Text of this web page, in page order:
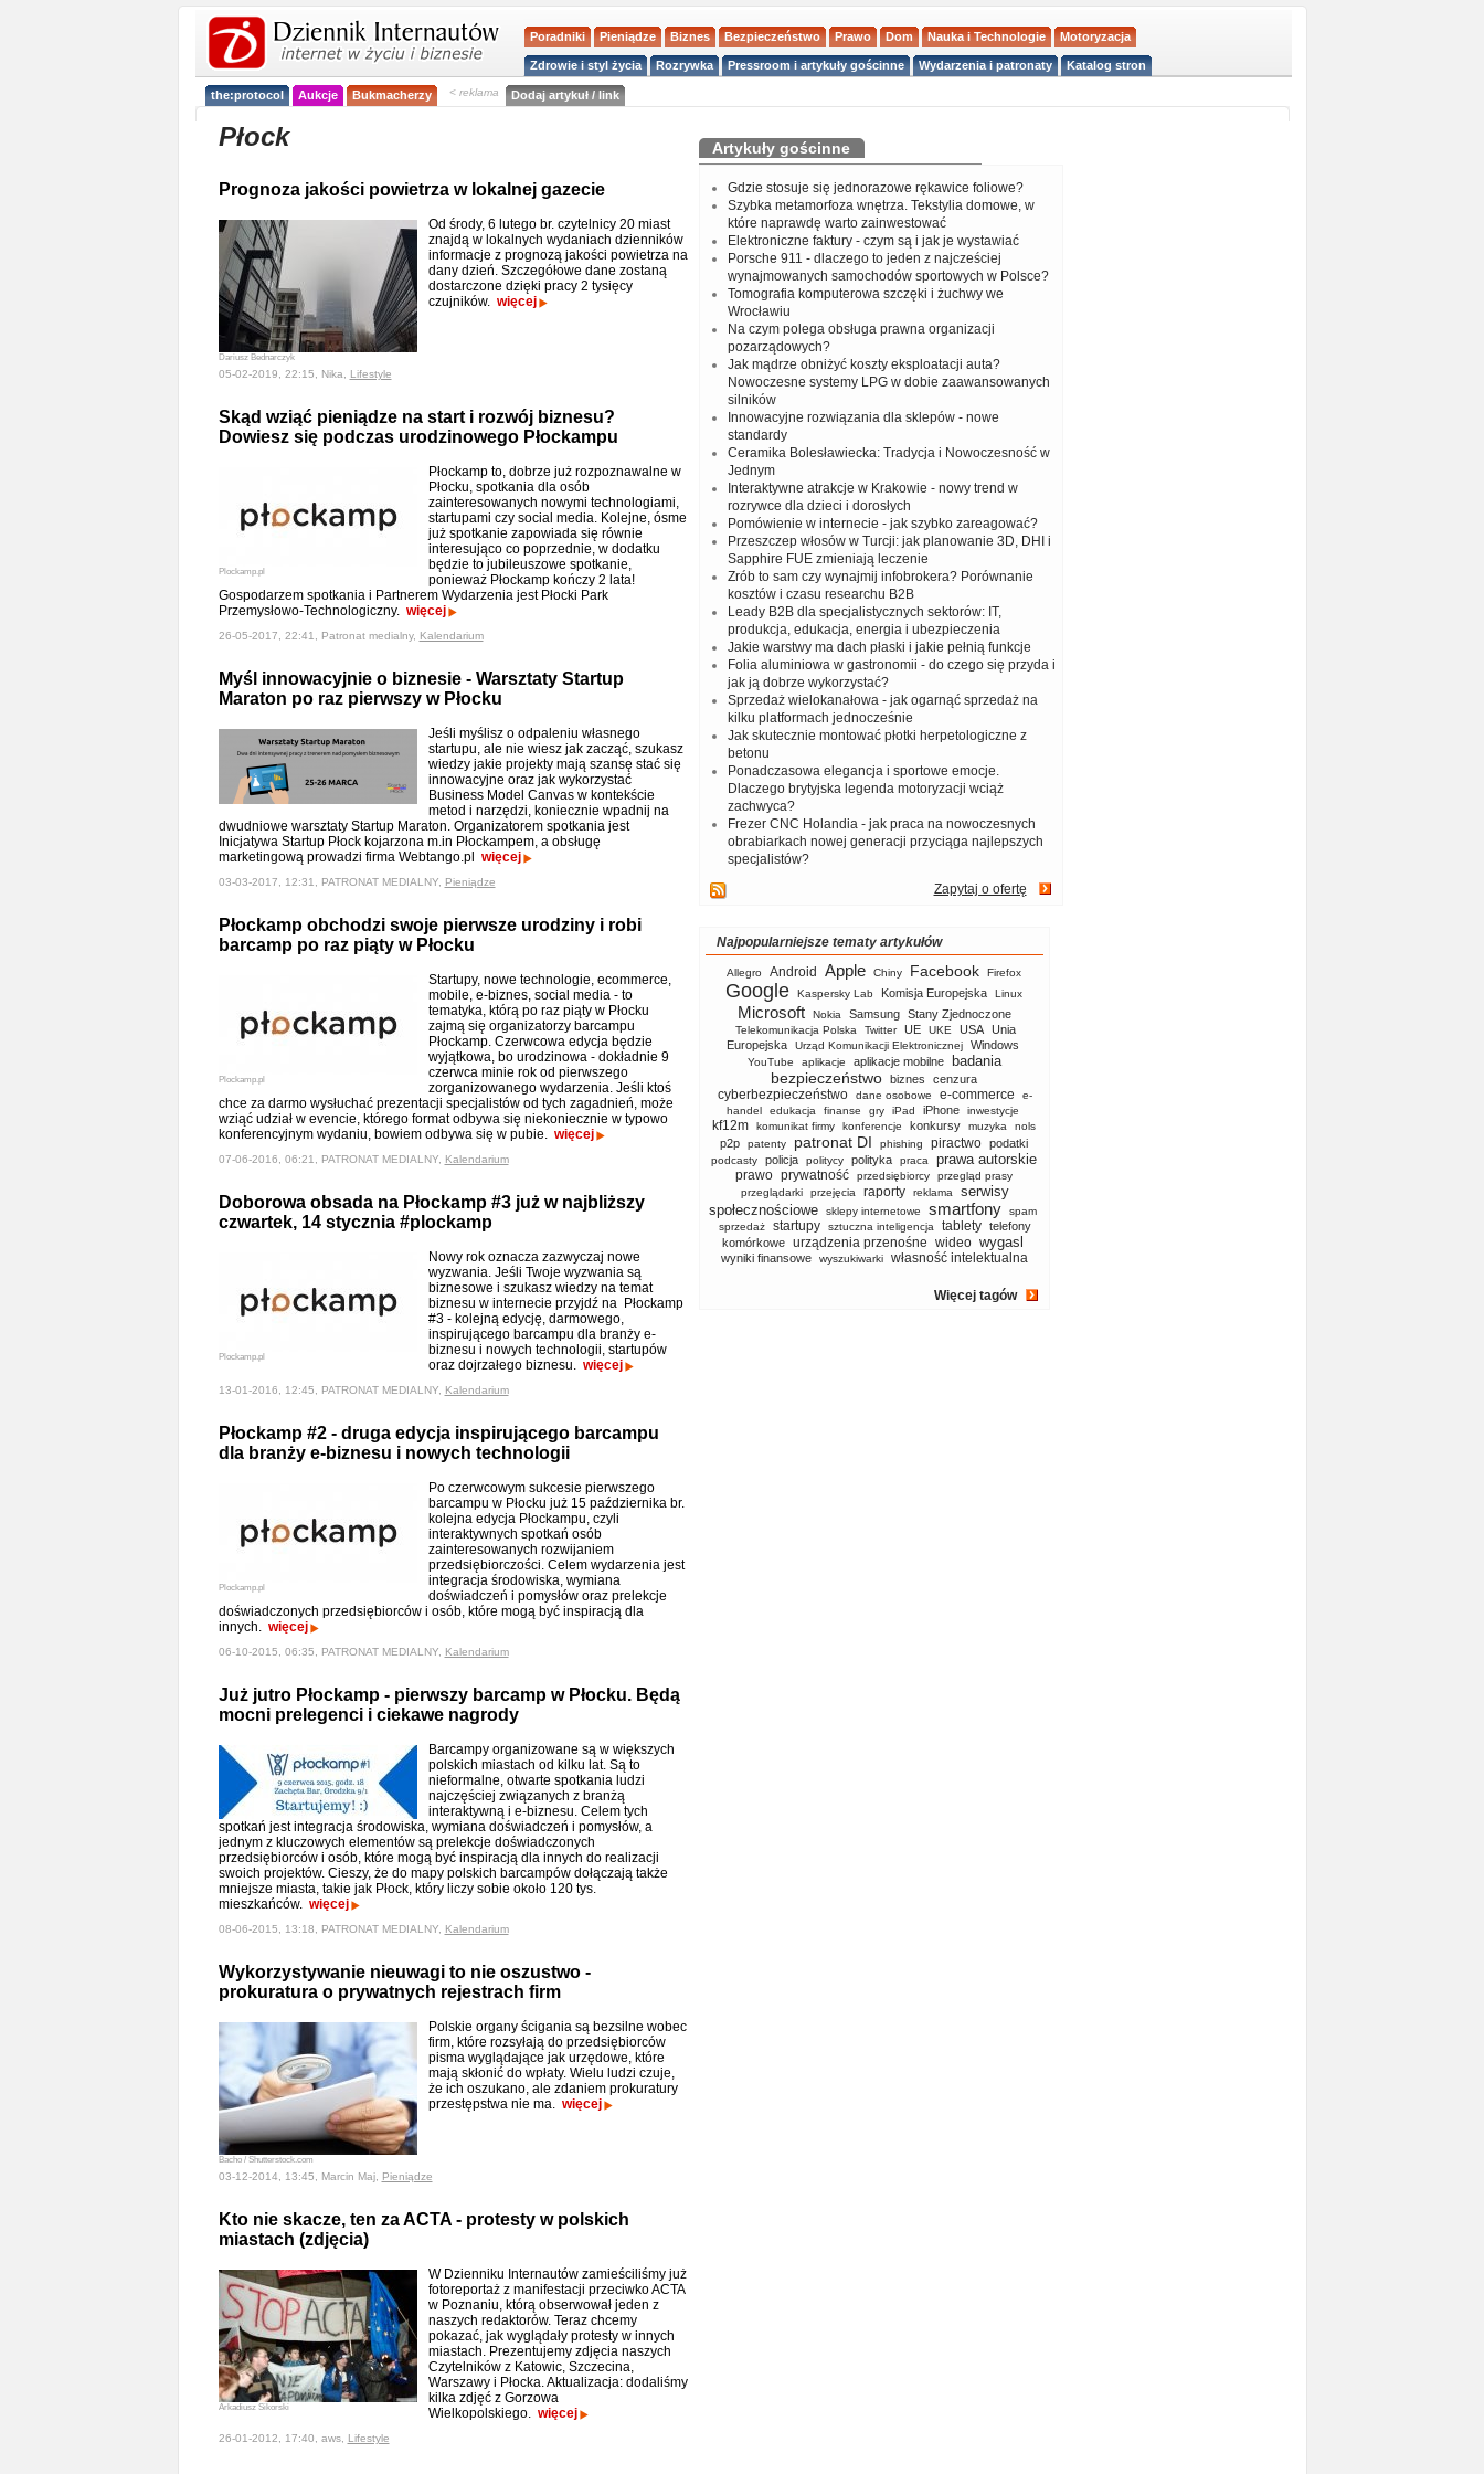
Poradniki Pieniądze Biznes Bezpieczeństwo Prawo Dom Nauka i Technologie Motoryzacja
Zdrowie i styl życia Rozrywka Pressroom i artykuły gościnne Wydarzenia i patronaty Katalog stron
the:protocol Aukcje Bukmacherzy < reklama Dodaj artykuł / link
Płock
Prognoza jakości powietrza w lokalnej gazecie
Dariusz Bednarczyk
Od środy, 6 lutego br. czytelnicy 20 miast
znajdą w lokalnych wydaniach dzienników
informacje z prognozą jakości powietrza na
dany dzień. Szczegółowe dane zostaną
dostarczone dzięki pracy 2 tysięcy
czujników. więcej
05-02-2019, 22:15, Nika, Lifestyle
Skąd wziąć pieniądze na start i rozwój biznesu?
Dowiesz się podczas urodzinowego Płockampu
Plockamp.pl
Płockamp to, dobrze już rozpoznawalne w
Płocku, spotkania dla osób
zainteresowanych nowymi technologiami,
startupami czy social media. Kolejne, ósme
już spotkanie zapowiada się równie
interesująco co poprzednie, w dodatku
będzie to jubileuszowe spotkanie,
ponieważ Płockamp kończy 2 lata!
Gospodarzem spotkania i Partnerem Wydarzenia jest Płocki Park
Przemysłowo-Technologiczny. więcej
26-05-2017, 22:41, Patronat medialny, Kalendarium
Myśl innowacyjnie o biznesie - Warsztaty Startup
Maraton po raz pierwszy w Płocku
Jeśli myślisz o odpaleniu własnego
startupu, ale nie wiesz jak zacząć, szukasz
wiedzy jakie projekty mają szansę stać się
innowacyjne oraz jak wykorzystać
Business Model Canvas w kontekście
metod i narzędzi, koniecznie wpadnij na
dwudniowe warsztaty Startup Maraton. Organizatorem spotkania jest
Inicjatywa Startup Płock kojarzona m.in Płockampem, a obsługę
marketingową prowadzi firma Webtango.pl więcej
03-03-2017, 12:31, PATRONAT MEDIALNY, Pieniądze
Płockamp obchodzi swoje pierwsze urodziny i robi
barcamp po raz piąty w Płocku
Plockamp.pl
Startupy, nowe technologie, ecommerce,
mobile, e-biznes, social media - to
tematyka, którą po raz piąty w Płocku
zajmą się organizatorzy barcampu
Płockamp. Czerwcowa edycja będzie
wyjątkowa, bo urodzinowa - dokładnie 9
czerwca minie rok od pierwszego
zorganizowanego wydarzenia. Jeśli ktoś
chce za darmo wysłuchać prezentacji specjalistów od tych zagadnień, może
wziąć udział w evencie, którego format odbywa się niekoniecznie w typowo
konferencyjnym wydaniu, bowiem odbywa się w pubie. więcej
07-06-2016, 06:21, PATRONAT MEDIALNY, Kalendarium
Doborowa obsada na Płockamp #3 już w najbliższy
czwartek, 14 stycznia #plockamp
Plockamp.pl
Nowy rok oznacza zazwyczaj nowe
wyzwania. Jeśli Twoje wyzwania są
biznesowe i szukasz wiedzy na temat
biznesu w internecie przyjdź na Płockamp
#3 - kolejną edycję, darmowego,
inspirującego barcampu dla branży e-
biznesu i nowych technologii, startupów
oraz dojrzałego biznesu. więcej
13-01-2016, 12:45, PATRONAT MEDIALNY, Kalendarium
Płockamp #2 - druga edycja inspirującego barcampu
dla branży e-biznesu i nowych technologii
Plockamp.pl
Po czerwcowym sukcesie pierwszego
barcampu w Płocku już 15 października br.
kolejna edycja Płockampu, czyli
interaktywnych spotkań osób
zainteresowanych rozwijaniem
przedsiębiorczości. Celem wydarzenia jest
integracja środowiska, wymiana
doświadczeń i pomysłów oraz prelekcje
doświadczonych przedsiębiorców i osób, które mogą być inspiracją dla
innych. więcej
06-10-2015, 06:35, PATRONAT MEDIALNY, Kalendarium
Już jutro Płockamp - pierwszy barcamp w Płocku. Będą
mocni prelegenci i ciekawe nagrody
Barcampy organizowane są w większych
polskich miastach od kilku lat. Są to
nieformalne, otwarte spotkania ludzi
najczęściej związanych z branżą
interaktywną i e-biznesu. Celem tych
spotkań jest integracja środowiska, wymiana doświadczeń i pomysłów, a
jednym z kluczowych elementów są prelekcje doświadczonych
przedsiębiorców i osób, które mogą być inspiracją dla innych do realizacji
swoich projektów. Cieszy, że do mapy polskich barcampów dołączają także
mniejsze miasta, takie jak Płock, który liczy sobie około 120 tys.
mieszkańców. więcej
08-06-2015, 13:18, PATRONAT MEDIALNY, Kalendarium
Wykorzystywanie nieuwagi to nie oszustwo -
prokuratura o prywatnych rejestrach firm
Bacho / Shutterstock.com
Polskie organy ścigania są bezsilne wobec
firm, które rozsyłają do przedsiębiorców
pisma wyglądające jak urzędowe, które
mają skłonić do wpłaty. Wielu ludzi czuje,
że ich oszukano, ale zdaniem prokuratury
przestępstwa nie ma. więcej
03-12-2014, 13:45, Marcin Maj, Pieniądze
Kto nie skacze, ten za ACTA - protesty w polskich
miastach (zdjęcia)
Arkadiusz Sikorski
W Dzienniku Internautów zamieściliśmy już
fotoreportaż z manifestacji przeciwko ACTA
w Poznaniu, którą obserwował jeden z
naszych redaktorów. Teraz chcemy
pokazać, jak wyglądały protesty w innych
miastach. Prezentujemy zdjęcia naszych
Czytelników z Katowic, Szczecina,
Warszawy i Płocka. Aktualizacja: dodaliśmy
kilka zdjęć z Gorzowa
Wielkopolskiego. więcej
26-01-2012, 17:40, aws, Lifestyle
Artykuły gościnne
Gdzie stosuje się jednorazowe rękawice foliowe?
Szybka metamorfoza wnętrza. Tekstylia domowe, w
które naprawdę warto zainwestować
Elektroniczne faktury - czym są i jak je wystawiać
Porsche 911 - dlaczego to jeden z najcześciej
wynajmowanych samochodów sportowych w Polsce?
Tomografia komputerowa szczęki i żuchwy we
Wrocławiu
Na czym polega obsługa prawna organizacji
pozarządowych?
Jak mądrze obniżyć koszty eksploatacji auta?
Nowoczesne systemy LPG w dobie zaawansowanych
silników
Innowacyjne rozwiązania dla sklepów - nowe
standardy
Ceramika Bolesławiecka: Tradycja i Nowoczesność w
Jednym
Interaktywne atrakcje w Krakowie - nowy trend w
rozrywce dla dzieci i dorosłych
Pomówienie w internecie - jak szybko zareagować?
Przeszczep włosów w Turcji: jak planowanie 3D, DHI i
Sapphire FUE zmieniają leczenie
Zrób to sam czy wynajmij infobrokera? Porównanie
kosztów i czasu researchu B2B
Leady B2B dla specjalistycznych sektorów: IT,
produkcja, edukacja, energia i ubezpieczenia
Jakie warstwy ma dach płaski i jakie pełnią funkcje
Folia aluminiowa w gastronomii - do czego się przyda i
jak ją dobrze wykorzystać?
Sprzedaż wielokanałowa - jak ogarnąć sprzedaż na
kilku platformach jednocześnie
Jak skutecznie montować płotki herpetologiczne z
betonu
Ponadczasowa elegancja i sportowe emocje.
Dlaczego brytyjska legenda motoryzacji wciąż
zachwyca?
Frezer CNC Holandia - jak praca na nowoczesnych
obrabiarkach nowej generacji przyciąga najlepszych
specjalistów?
Zapytaj o ofertę
Najpopularniejsze tematy artykułów
Allegro Android Apple Chiny Facebook Firefox
Google Kaspersky Lab Komisja Europejska Linux
Microsoft Nokia Samsung Stany Zjednoczone
Telekomunikacja Polska Twitter UE UKE USA
Unia
Europejska
Urząd Komunikacji Elektronicznej Windows
YouTube aplikacje aplikacje mobilne badania
bezpieczeństwo biznes cenzura
cyberbezpieczeństwo dane osobowe e-commerce
e-
handel
edukacja finanse gry iPad iPhone inwestycje
kf12m komunikat firmy konferencje konkursy muzyka nols
p2p patenty patronat DI phishing piractwo podatki
podcasty policja politycy polityka praca prawa autorskie
prawo prywatność przedsiębiorcy
przegląd prasy
przeglądarki
przejęcia raporty reklama
serwisy
społecznościowe
sklepy internetowe smartfony
spam
sprzedaż
startupy sztuczna inteligencja tablety telefony
komórkowe urządzenia przenośne wideo wygasl
wyniki finansowe wyszukiwarki własność intelektualna
Więcej tagów